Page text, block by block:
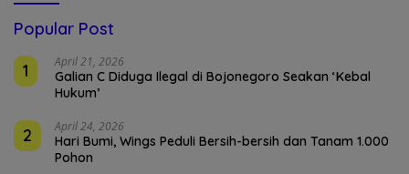
Popular Post
1
April 21, 2026
Galian C Diduga Ilegal di Bojonegoro Seakan ‘Kebal
Hukum’
2 April 24, 2026
Hari Bumi, Wings Peduli Bersih-bersih dan Tanam 1.000
Pohon